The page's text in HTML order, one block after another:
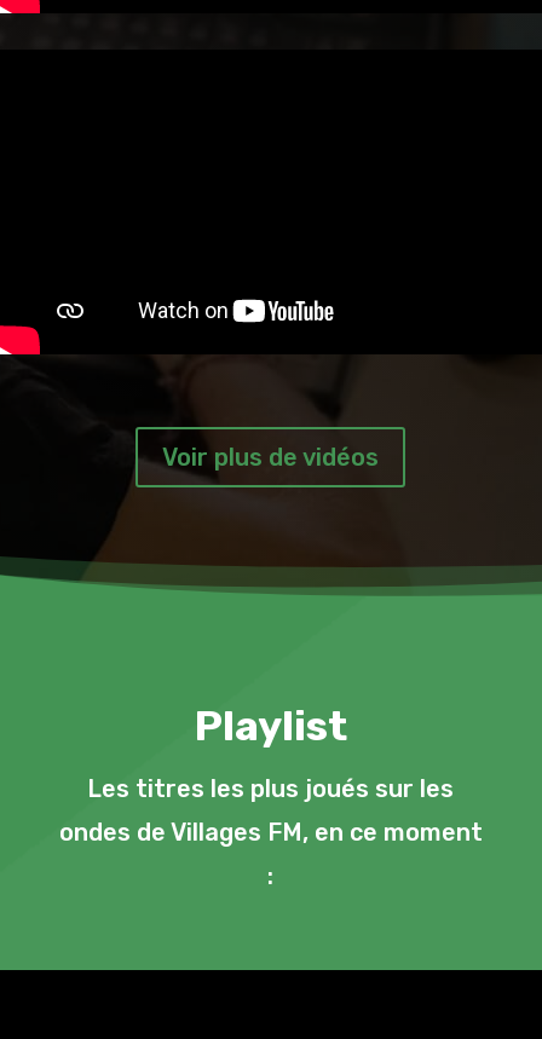
Voir plus de vidéos
Playlist
Les titres les plus joués sur les
ondes de Villages FM, en ce moment
: